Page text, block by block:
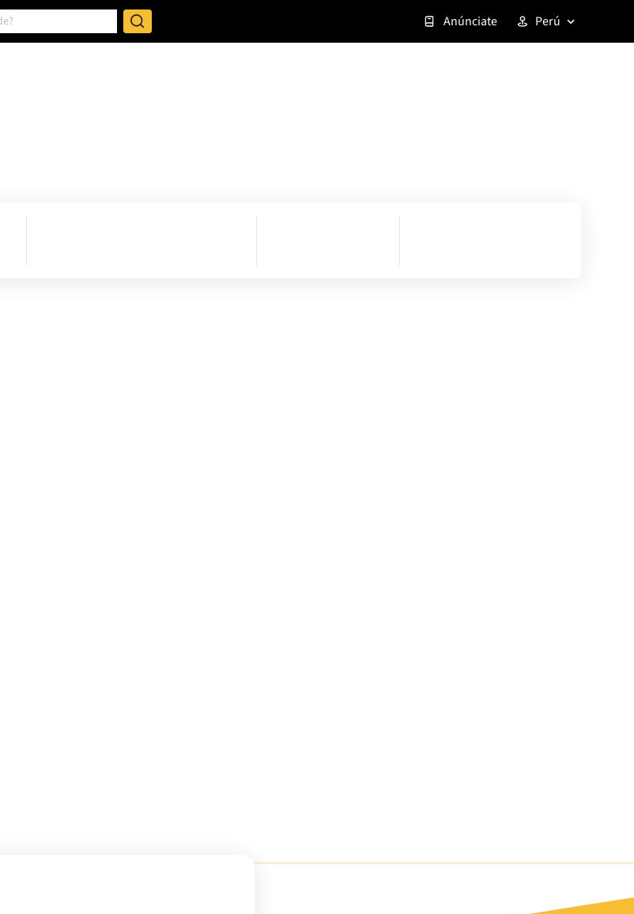
Anúnciate Perú